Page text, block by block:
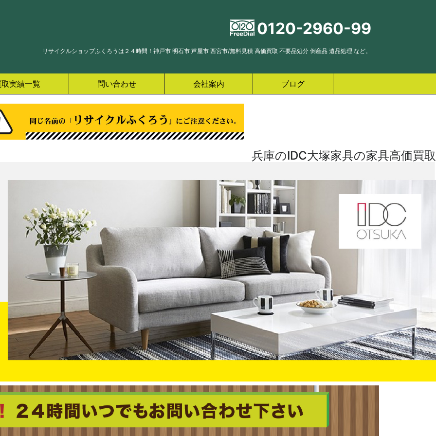
0120-2960-99
リサイクルショップふくろうは２４時間！神戸市 明石市 芦屋市 西宮市/無料見積 高価買取 不要品処分 倒産品 遺品処理 など。
実績一覧 問い合わせ 会社案内 ブログ
兵庫のIDC大塚家具の家具高価買取